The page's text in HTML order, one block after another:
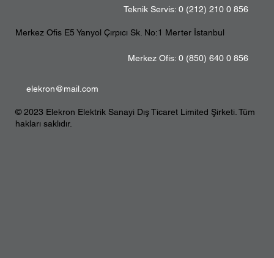
Teknik Servis: 0 (212) 210 0 856
Merkez Ofis E5 Yanyol Çırpıcı Sk. No:1 Merter İstanbul
Merkez Ofis: 0 (850) 640 0 856
elekron@mail.com
© 2023 Elekron Elektrik Sanayi Dış Ticaret Limited Şirketi. Tüm
hakları saklıdır.